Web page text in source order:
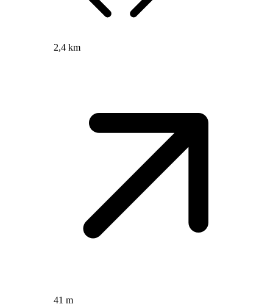
2,4 km
41 m